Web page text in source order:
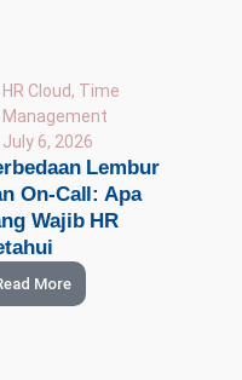
HR Cloud, Time
Management
July 6, 2026
Lembur
On-Call: Apa
Wajib HR
More